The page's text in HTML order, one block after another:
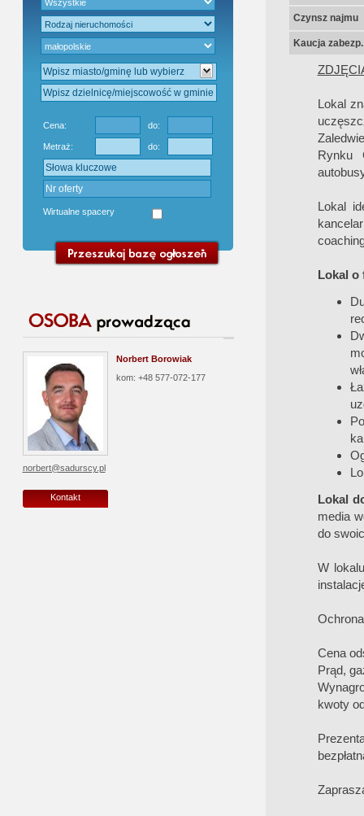
Cena: do:
Metraż: do:
Wirtualne spacery
Norbert Borowiak
kom: +48 577-072-177
norbert@sadurscy.pl
Kontakt
Czynsz najmu
Kaucja zabezp.
Lokal
Rynku
Lokal
Lokal o
Lokal
media
do
W
Cena
Prąd,
kwoty